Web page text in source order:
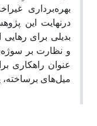
بهرهبرداری
درنهایت این
بدیلی برای
و نظارت بر سوژه
عنوان راهکاری
میلهای برساخته،